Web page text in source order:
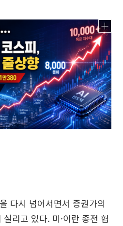
다시 넘어서면서 증권가의
실리고 있다. 미·이란 종전 협